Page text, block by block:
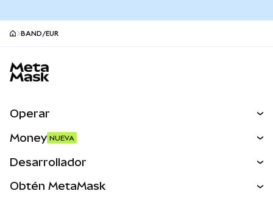
BAND/EUR
Operar
Activos del mundo real
Money NUEVA
Desarrollador
Obtén MetaMask